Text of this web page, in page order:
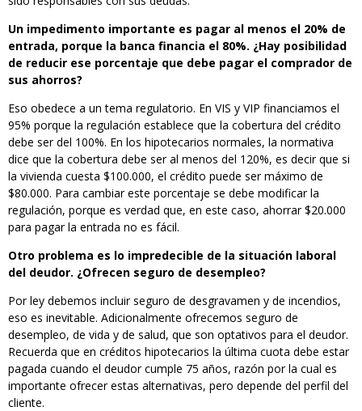
Un impedimento importante es pagar al menos el 20% de
entrada, porque la banca financia el 80%. ¿Hay posibilidad
de reducir ese porcentaje que debe pagar el comprador de
sus ahorros?
Eso obedece a un tema regulatorio. En VIS y VIP financiamos el
95% porque la regulación establece que la cobertura del crédito
debe ser del 100%. En los hipotecarios normales, la normativa
dice que la cobertura debe ser al menos del 120%, es decir que si
la vivienda cuesta $100.000, el crédito puede ser máximo de
$80.000. Para cambiar este porcentaje se debe modificar la
regulación, porque es verdad que, en este caso, ahorrar $20.000
para pagar la entrada no es fácil.
Otro problema es lo impredecible de la situación laboral
del deudor. ¿Ofrecen seguro de desempleo?
Por ley debemos incluir seguro de desgravamen y de incendios,
eso es inevitable. Adicionalmente ofrecemos seguro de
desempleo, de vida y de salud, que son optativos para el deudor.
Recuerda que en créditos hipotecarios la última cuota debe estar
pagada cuando el deudor cumple 75 años, razón por la cual es
importante ofrecer estas alternativas, pero depende del perfil del
cliente.